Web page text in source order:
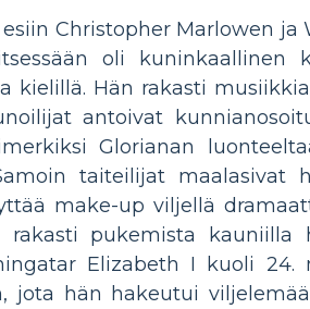
Christopher Marlowen ja
oli kuninkaallinen
Hän rakasti
antoivat
Glorianan
taiteilijat maalasivat
make-up viljellä
pukemista kauniilla
Elizabeth I kuoli 24.
jota hän hakeutui